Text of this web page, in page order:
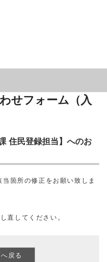
せフォーム（入
住民登録担当】へのお
箇所の修正をお願い致しま
直してください。